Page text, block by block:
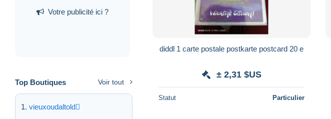
Votre publicité ici ?
Top Boutiques Voir tout
vieuxoudaltold
diddl 1 carte postale postkarte postcard 20 e
± 2,31 $US
Statut Particulier